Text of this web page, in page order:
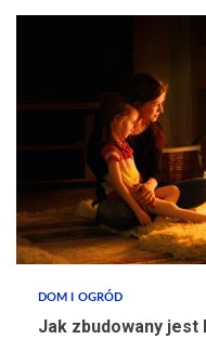
DOM I OGRÓD
Jak zbudowany jest